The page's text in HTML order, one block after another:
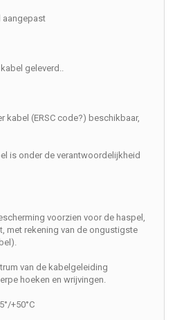
aangepast
geleverd..
kabel (ERSC code?) beschikbaar,
is onder de verantwoordelijkheid
voorzien voor de haspel,
met rekening van de ongustigste
van de kabelgeleiding
hoeken en wrijvingen.
+50°C